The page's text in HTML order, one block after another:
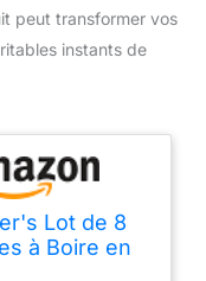
peut transformer vos
instants de
Lot de 8
à Boire en